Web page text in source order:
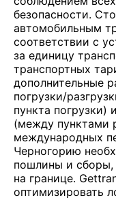
безопасности.
автомобильным
соответствии с
за единицу
транспортных
дополнительные
погрузки/
пункта погрузки)
(между пунктами
международных
Черногорию
пошлины и
на границе.
оптимизировать